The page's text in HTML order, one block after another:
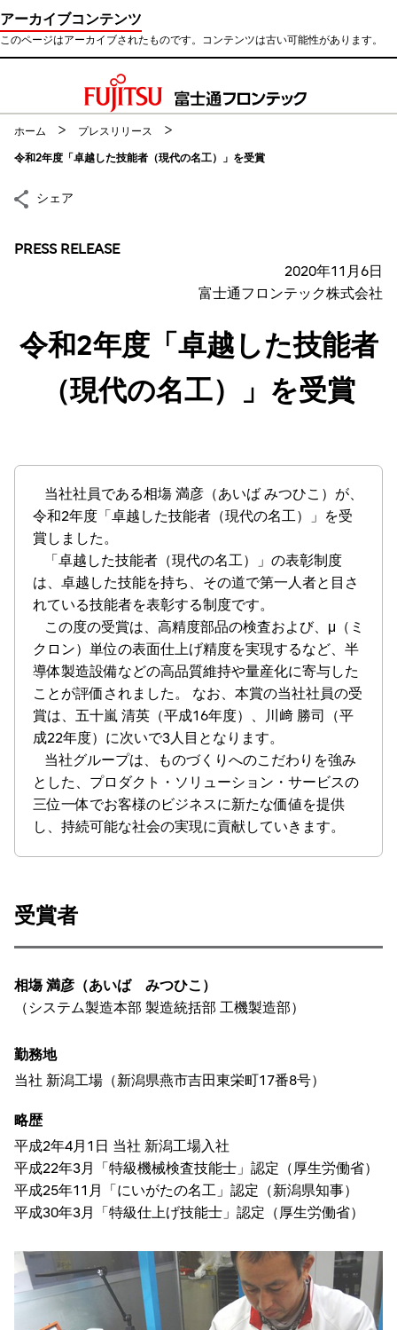
アーカイブコンテンツ
このページはアーカイブされたものです。コンテンツは古い可能性があります。
このページの本文へ移動
ホーム プレスリリース
令和2年度「卓越した技能者（現代の名工）」を受賞
シェア
PRESS RELEASE
2020年11月6日
富士通フロンテック株式会社
令和2年度「卓越した技能者
（現代の名工）」を受賞
当社社員である相塲 満彦（あいば みつひこ）が、
令和2年度「卓越した技能者（現代の名工）」を受
賞しました。
「卓越した技能者（現代の名工）」の表彰制度
は、卓越した技能を持ち、その道で第一人者と目さ
れている技能者を表彰する制度です。
この度の受賞は、高精度部品の検査および、μ（ミ
クロン）単位の表面仕上げ精度を実現するなど、半
導体製造設備などの高品質維持や量産化に寄与した
ことが評価されました。 なお、本賞の当社社員の受
賞は、五十嵐 清英（平成16年度）、川﨑 勝司（平
成22年度）に次いで3人目となります。
当社グループは、ものづくりへのこだわりを強み
とした、プロダクト・ソリューション・サービスの
三位一体でお客様のビジネスに新たな価値を提供
し、持続可能な社会の実現に貢献していきます。
受賞者
相塲 満彦（あいば みつひこ）
（システム製造本部 製造統括部 工機製造部）
勤務地
当社 新潟工場（新潟県燕市吉田東栄町17番8号）
略歴
平成2年4月1日 当社 新潟工場入社
平成22年3月「特級機械検査技能士」認定（厚生労働省）
平成25年11月「にいがたの名工」認定（新潟県知事）
平成30年3月「特級仕上げ技能士」認定（厚生労働省）